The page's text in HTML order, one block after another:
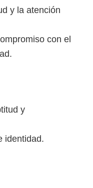
y la atención
con el
y
identidad.